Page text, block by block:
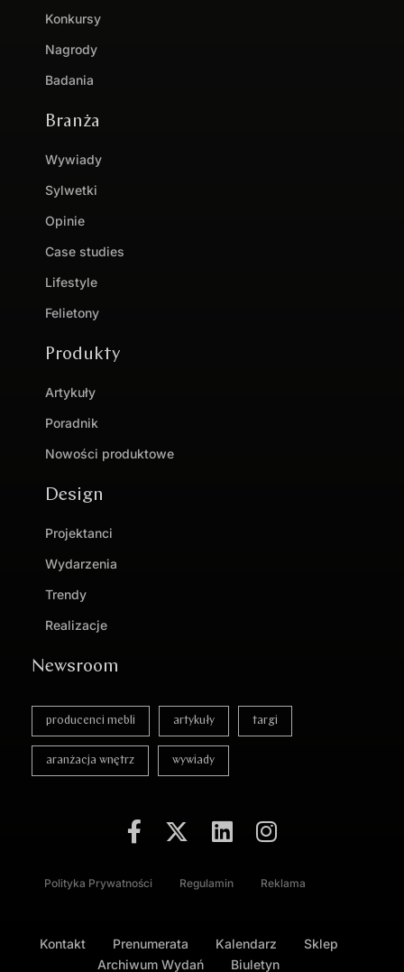
Konkursy
Nagrody
Badania
Branża
Wywiady
Sylwetki
Opinie
Case studies
Lifestyle
Felietony
Produkty
Artykuły
Poradnik
Nowości produktowe
Design
Projektanci
Wydarzenia
Trendy
Realizacje
Newsroom
producenci mebli artykuły targi
aranżacja wnętrz wywiady
Polityka Prywatności Regulamin Reklama
Kontakt Prenumerata Kalendarz
Sklep
Archiwum Wydań
Biuletyn